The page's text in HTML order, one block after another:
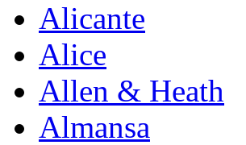
Alicante
Alice
Allen & Heath
Almansa